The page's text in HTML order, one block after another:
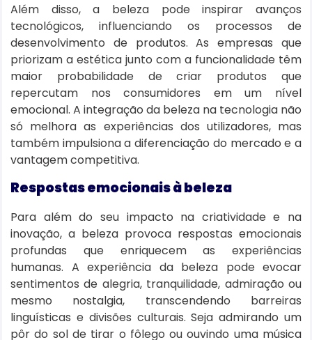
Além disso, a beleza pode inspirar avanços
tecnológicos, influenciando os processos de
desenvolvimento de produtos. As empresas que
priorizam a estética junto com a funcionalidade têm
maior probabilidade de criar produtos que
repercutam nos consumidores em um nível
emocional. A integração da beleza na tecnologia não
só melhora as experiências dos utilizadores, mas
também impulsiona a diferenciação do mercado e a
vantagem competitiva.
Respostas emocionais à beleza
Para além do seu impacto na criatividade e na
inovação, a beleza provoca respostas emocionais
profundas que enriquecem as experiências
humanas. A experiência da beleza pode evocar
sentimentos de alegria, tranquilidade, admiração ou
mesmo nostalgia, transcendendo barreiras
linguísticas e divisões culturais. Seja admirando um
pôr do sol de tirar o fôlego ou ouvindo uma música